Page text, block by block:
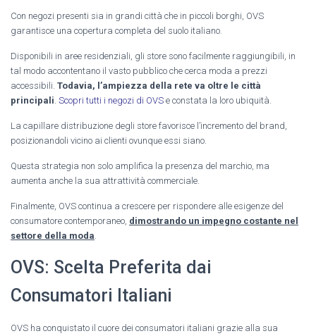
Con negozi presenti sia in grandi città che in piccoli borghi, OVS
garantisce una copertura completa del suolo italiano.
Disponibili in aree residenziali, gli store sono facilmente raggiungibili, in
tal modo accontentano il vasto pubblico che cerca moda a prezzi
accessibili. Todavia, l’ampiezza della rete va oltre le città
principali Scopri tutti i negozi di OVS e constata la loro ubiquità.
La capillare distribuzione degli store favorisce l’incremento del brand,
posizionandoli vicino ai clienti ovunque essi siano.
Questa strategia non solo amplifica la presenza del marchio, ma
aumenta anche la sua attrattività commerciale.
Finalmente, OVS continua a crescere per rispondere alle esigenze del
consumatore contemporaneo, dimostrando un impegno costante nel
settore della moda
OVS: Scelta Preferita dai
Consumatori Italiani
OVS ha conquistato il cuore dei consumatori italiani grazie alla sua